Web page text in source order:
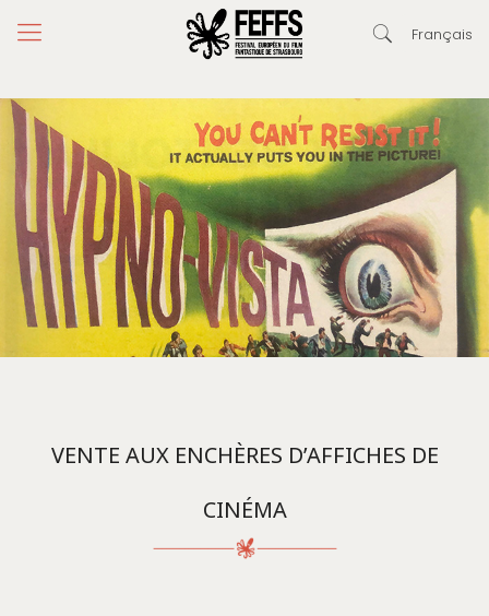
Français
VENTE AUX ENCHÈRES D’AFFICHES DE
CINÉMA